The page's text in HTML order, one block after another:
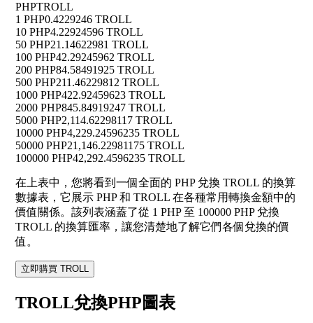
PHPTROLL
1 PHP0.4229246 TROLL
10 PHP4.22924596 TROLL
50 PHP21.14622981 TROLL
100 PHP42.29245962 TROLL
200 PHP84.58491925 TROLL
500 PHP211.46229812 TROLL
1000 PHP422.92459623 TROLL
2000 PHP845.84919247 TROLL
5000 PHP2,114.62298117 TROLL
10000 PHP4,229.24596235 TROLL
50000 PHP21,146.22981175 TROLL
100000 PHP42,292.4596235 TROLL
在上表中，您將看到一個全面的 PHP 兌換 TROLL 的換算
數據表，它展示 PHP 和 TROLL 在各種常用轉換金額中的
價值關係。該列表涵蓋了從 1 PHP 至 100000 PHP 兌換
TROLL 的換算匯率，讓您清楚地了解它們各個兌換的價
值。
立即購買 TROLL
TROLL兌換PHP圖表